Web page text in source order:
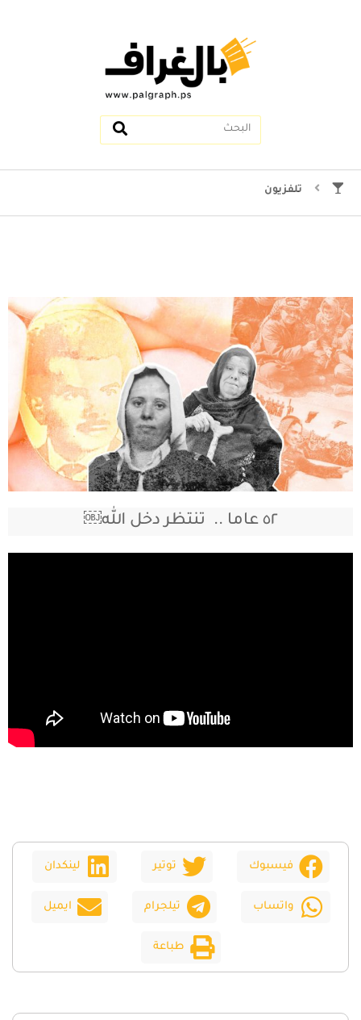
تلفزيون
٥٢ عاما .. تنتظر دخل الله￼
فيسبوك توتير لينكدان
واتساب تيلجرام ايميل
طباعة